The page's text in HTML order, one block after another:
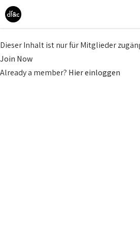
Dieser Inhalt ist nur für Mitglieder
Join Now
Already a member? Hier einloggen